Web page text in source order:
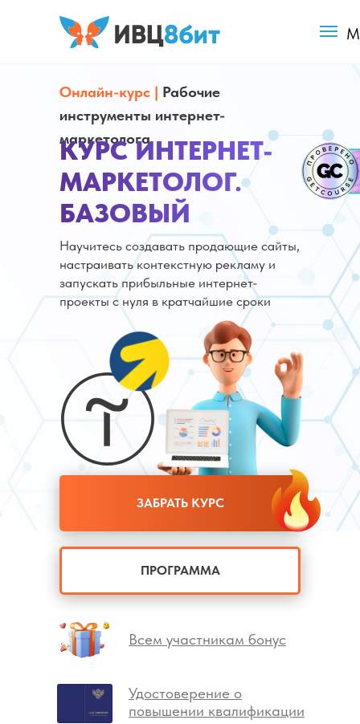
Онлайн-курс | Рабочие
инструменты интернет-
маркетолога
Научитесь создавать продающие сайты,
настраивать контекстную рекламу и
запускать прибыльные интернет-
проекты с нуля в кратчайшие сроки
Всем участникам бонус
ПРОГРАММА
КУРС ИНТЕРНЕТ-
МАРКЕТОЛОГ.
БАЗОВЫЙ
Удостоверение о
повышении квалификации
ЗАБРАТЬ КУРС